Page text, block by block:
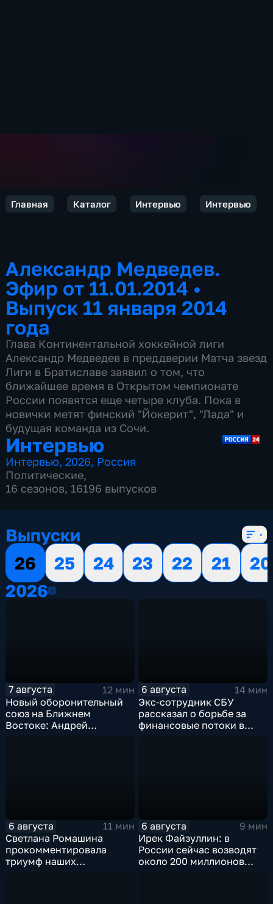
Главная Каталог Интервью Интервью
Александр Медведев.
Эфир от 11.01.2014 •
Выпуск 11 января 2014
года
Глава Континентальной хоккейной лиги
Александр Медведев в преддверии Матча звезд
Лиги в Братиславе заявил о том, что
ближайшее время в Открытом чемпионате
России появятся еще четыре клуба. Пока в
новички метят финский "Йокерит", "Лада" и
будущая команда из Сочи.
Интервью
Интервью,2026, Россия
Политические,
16 сезонов, 16196 выпусков
Выпуски
26
25 24 23 22 21
20
20262026
7 августа
12 мин
Новый оборонительный
союз на Ближнем
Востоке: Андрей
6 августа
14 мин
Экс-сотрудник СБУ
рассказал о борьбе за
финансовые потоки в
6 августа
11 мин
Светлана Ромашина
прокомментировала
триумф наших
6 августа
9 мин
Ирек Файзуллин: в
России сейчас возводят
около 200 миллионов